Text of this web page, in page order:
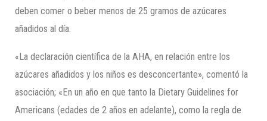
deben comer o beber menos de 25 gramos de azúcares
añadidos al día.
«La declaración científica de la AHA, en relación entre los
azúcares añadidos y los niños es desconcertante», comentó la
asociación; «En un año en que tanto la Dietary Guidelines for
Americans (edades de 2 años en adelante), como la regla de